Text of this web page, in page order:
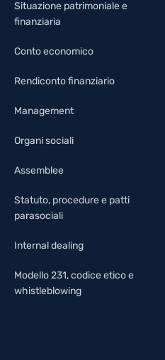
Situazione patrimoniale e
finanziaria
Conto economico
Rendiconto finanziario
Management
Organi sociali
Assemblee
Statuto, procedure e patti
parasociali
Internal dealing
Modello 231, codice etico e
whistleblowing